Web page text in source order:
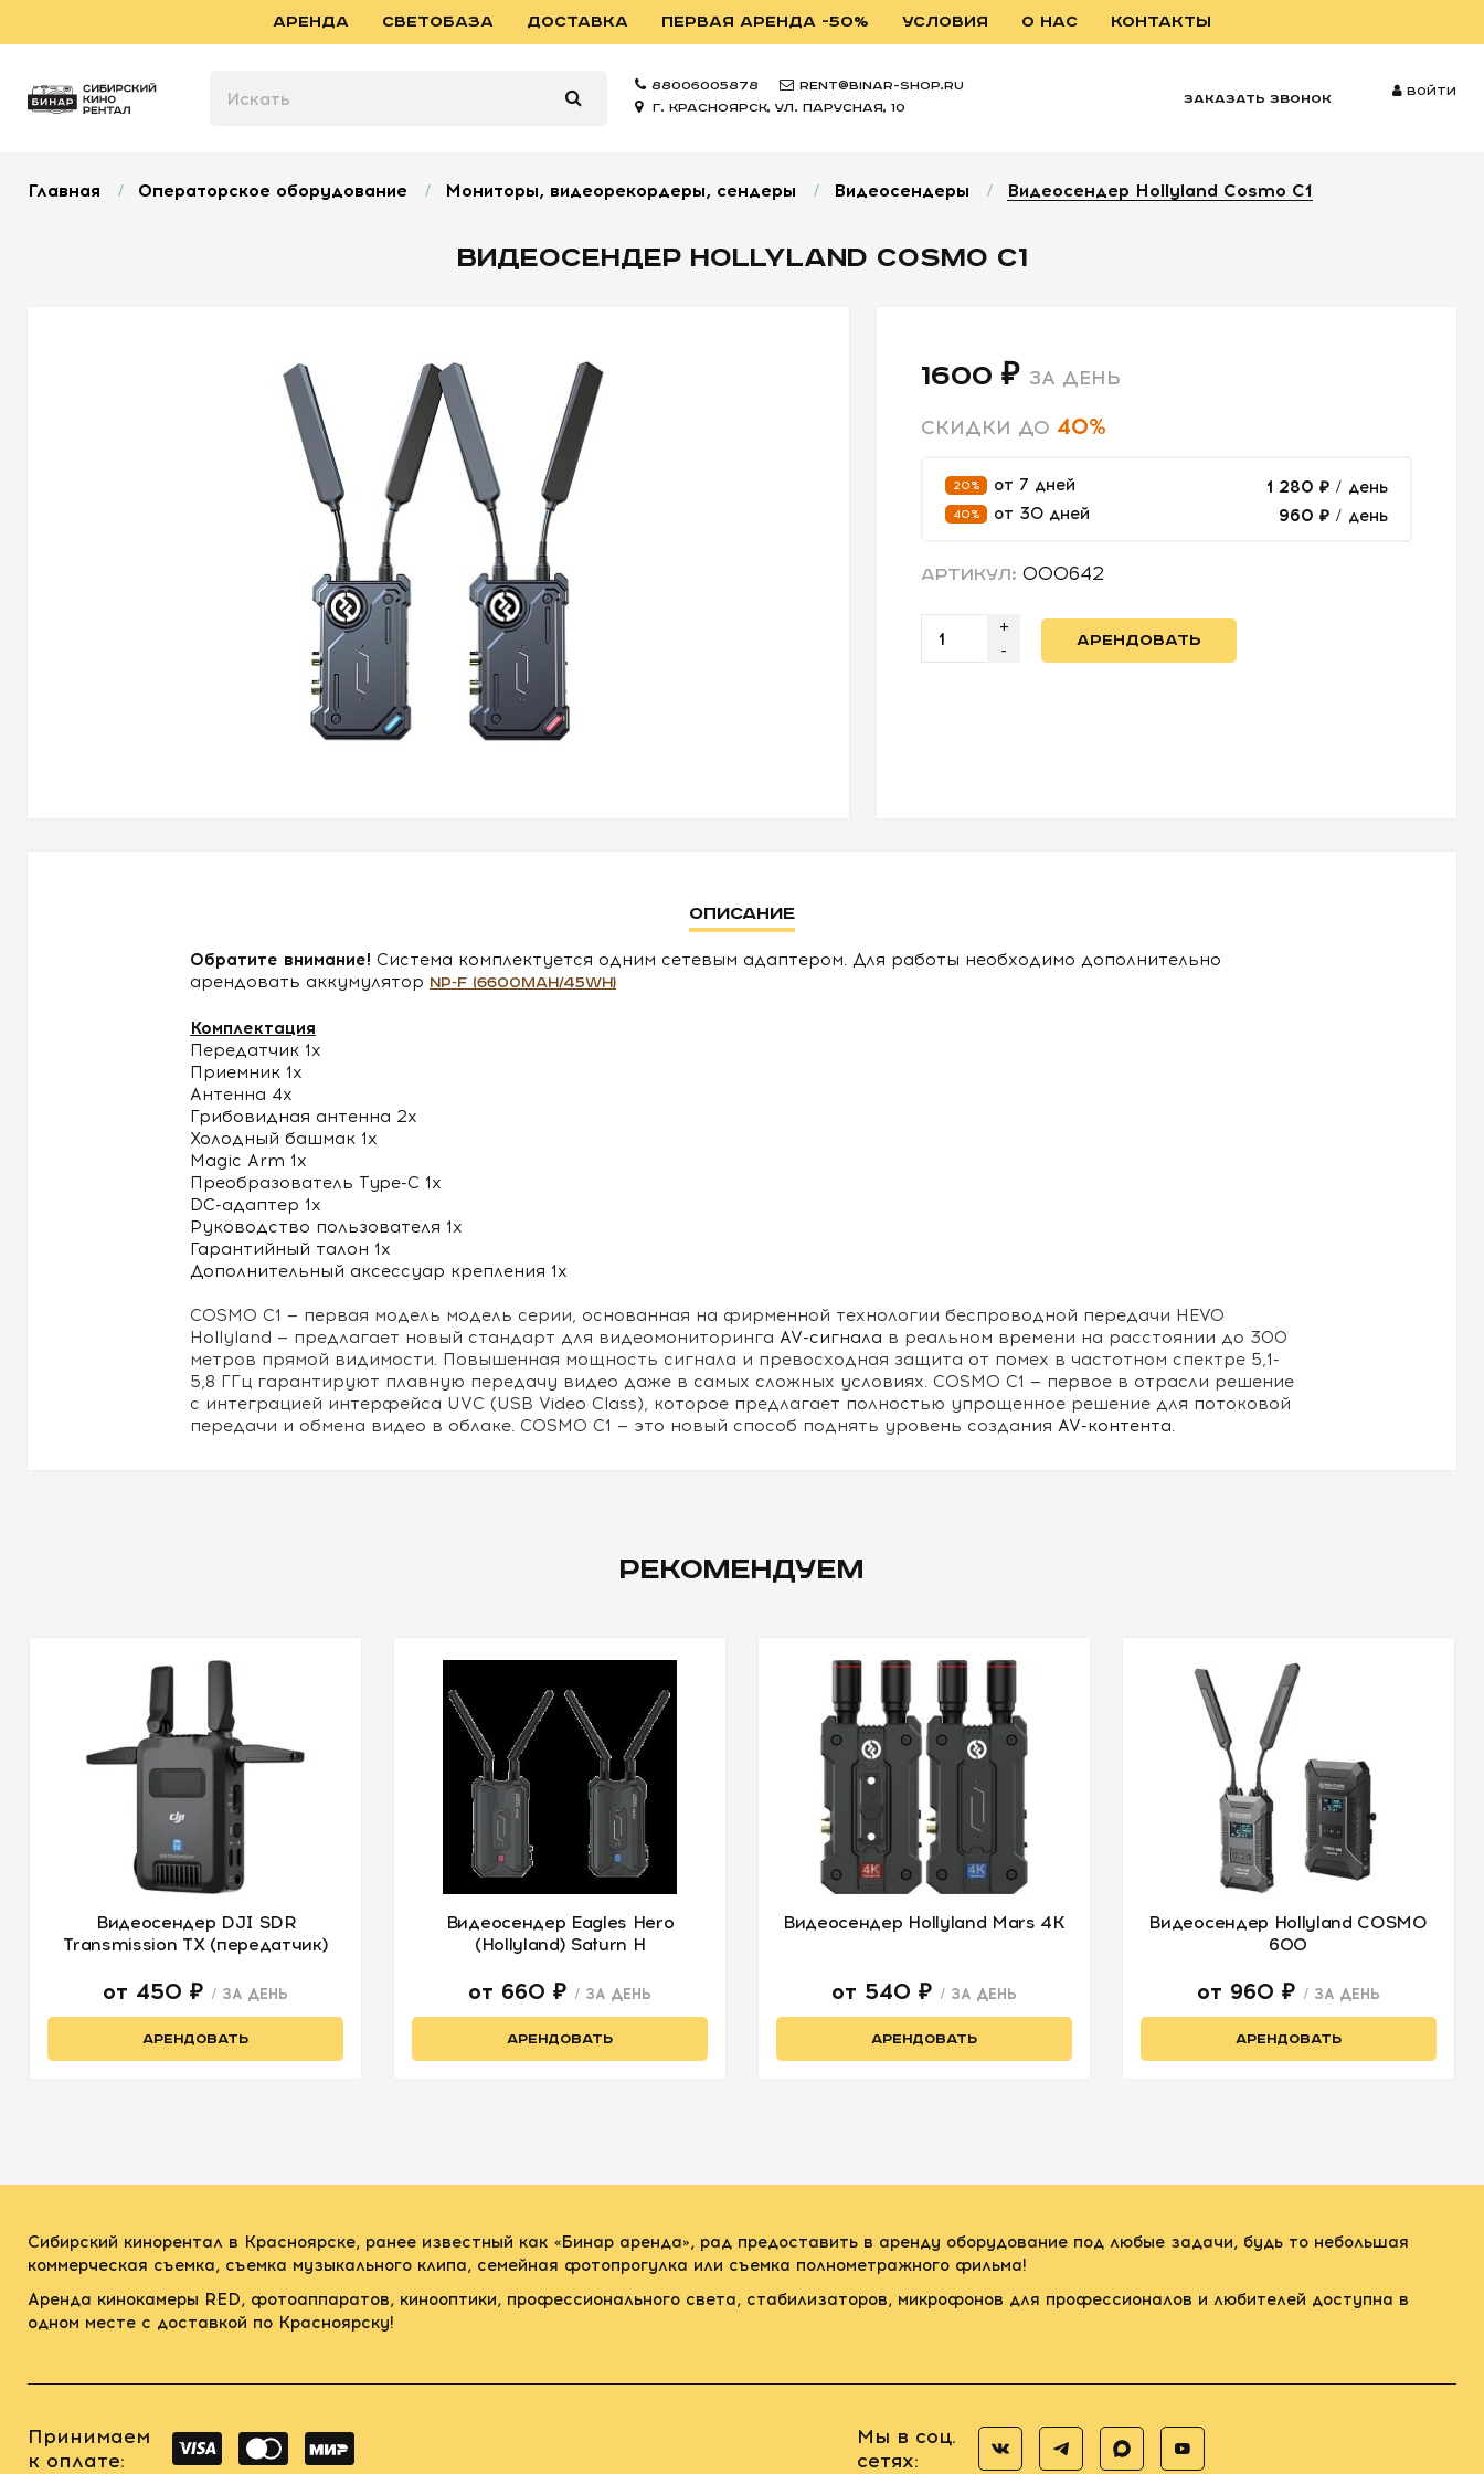
АРЕНДА СВЕТОБАЗА ДОСТАВКА ПЕРВАЯ АРЕНДА -50% УСЛОВИЯ О НАС КОНТАКТЫ
88006005878
rent@binar-shop.ru
г. Красноярск, ул. Парусная, 10
заказать звонок Войти
Главная / Операторское оборудование / Мониторы, видеорекордеры, сендеры / Видеосендеры / Видеосендер Hollyland Cosmo C1
ВИДЕОСЕНДЕР HOLLYLAND COSMO C1
1600 ₽ ЗА ДЕНЬ
СКИДКИ ДО 40%
20% от 7 дней 1 280 ₽/ день
40% от 30 дней 960 ₽/ день
АРТИКУЛ: 000642
+
-
АРЕНДОВАТЬ
Описание
Обратите внимание! Система комплектуется одним сетевым адаптером. Для работы необходимо дополнительно
арендовать аккумулятор NP‑F (6600mAh/45Wh)
Комплектация
Передатчик 1х
Приемник 1х
Антенна 4х
Грибовидная антенна 2х
Холодный башмак 1х
Magic Arm 1х
Преобразователь Type-C 1х
DC-адаптер 1х
Руководство пользователя 1х
Гарантийный талон 1х
Дополнительный аксессуар крепления 1х
COSMO С1 — первая модель модель серии, основанная на фирменной технологии беспроводной передачи HEVO
Hollyland — предлагает новый стандарт для видеомониторинга AV-сигнала в реальном времени на расстоянии до 300
метров прямой видимости. Повышенная мощность сигнала и превосходная защита от помех в частотном спектре 5,1-
5,8 ГГц гарантируют плавную передачу видео даже в самых сложных условиях. COSMO C1 — первое в отрасли решение
с интеграцией интерфейса UVC (USB Video Class), которое предлагает полностью упрощенное решение для потоковой
передачи и обмена видео в облаке. COSMO C1 — это новый способ поднять уровень создания AV-контента.
РЕКОМЕНДУЕМ
Видеосендер DJI SDR
Transmission TX (передатчик)
от 450 ₽ / ЗА ДЕНЬ
АРЕНДОВАТЬ
Видеосендер Eagles Hero
(Hollyland) Saturn H
от 660 ₽ / ЗА ДЕНЬ
АРЕНДОВАТЬ
Видеосендер Hollyland Mars 4K
от 540 ₽ / ЗА ДЕНЬ
АРЕНДОВАТЬ
Видеосендер Hollyland COSMO
600
от 960 ₽ / ЗА ДЕНЬ
АРЕНДОВАТЬ
Сибирский кинорентал в Красноярске, ранее известный как «Бинар аренда», рад предоставить в аренду оборудование под любые задачи, будь то небольшая
коммерческая съемка, съемка музыкального клипа, семейная фотопрогулка или съемка полнометражного фильма!
Аренда кинокамеры RED, фотоаппаратов, кинооптики, профессионального света, стабилизаторов, микрофонов для профессионалов и любителей доступна в
одном месте с доставкой по Красноярску!
Принимаем
к оплате:
Мы в соц.
сетях: